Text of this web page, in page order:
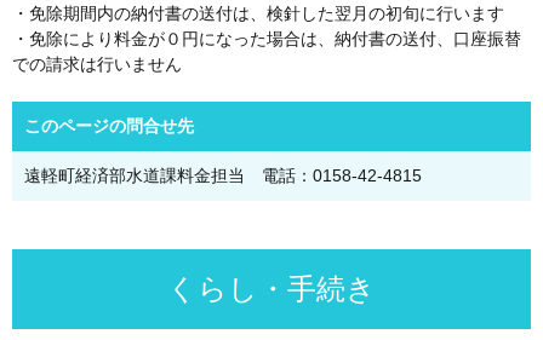
・免除期間内の納付書の送付は、検針した翌月の初旬に行います
・免除により料金が０円になった場合は、納付書の送付、口座振替
での請求は行いません
このページの問合せ先
遠軽町経済部水道課料金担当 電話：0158-42-4815
くらし・手続き